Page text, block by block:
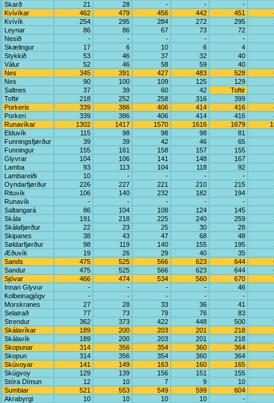
Skarð
21 28 - -
-
Kvívíkar
462 479 456 442 451
Kvívík
254 295 284 272 295
Leynar
86 86 67 73
72
Nesið
- - - -
-
Skælingur
17 6 10 6
4
Stykkið
53 46 37 32
40
Válur
52 46 58 59
40
Nes
345 391 427 483 528
Nes
90 100 109 125 129
Saltnes
37 39 60 42
Toftir
Toftir
218 252 258 316 399
Porkeris
339 386 406 414 416
Porkeri
339 386 406 414 416
Runavíkar
1302 1417 1570 1616 1679
Elduvík
115 98 98 98
81
Funningsfjørður
39 39 42 46
65
Funningur
155 161 158 157 155
Glyvrar
104 106 141 148 167
Lamba
93 113 104 118 92
Lambareiði
10 - - -
-
Oyndarfjørður
226 227 221 210 215
Rituvík
106 140 232 182 194
Runavík
- - - -
-
Saltangará
86 104 108 124 145
Skála
191 218 225 240 259
Skálafjørður
22 23 25 30
28
Skipanes
38 43 47 68
48
Søldarfjørður
98 119 140 155 195
Æðuvík
19 26 29 40
35
Sands
475 525 566 623 644
Sandur
475 525 566 623 644
Sjóvar
466 474 534 560 670
Innan Glyvur
- - - -
46
Kolbeinagjógv
- - - -
-
Morskranes
27 28 33 36
41
Selatrað
77 73 79 76
83
Strendur
362 373 422 448 500
Skálavíkar
189 200 203 201 218
Skálavík
189 200 203 201 218
Skopunar
314 356 354 360 364
Skopun
314 356 354 360 364
Skúvoyar
141 149 163 160 165
Skúgvoy
129 139 156 151 155
Stóra Dímun
12 10 7 9
10
Sumbiar
521 553 549 599 604
Akrabyrgi
10 10 10 10
-